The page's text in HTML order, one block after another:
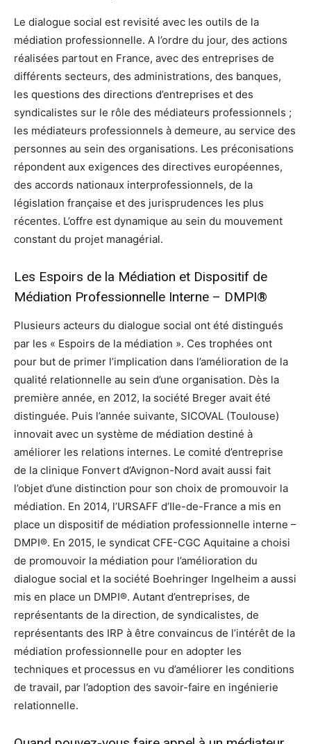
Le dialogue social est revisité avec les outils de la
médiation professionnelle. A l’ordre du jour, des actions
réalisées partout en France, avec des entreprises de
différents secteurs, des administrations, des banques,
les questions des directions d’entreprises et des
syndicalistes sur le rôle des médiateurs professionnels ;
les médiateurs professionnels à demeure, au service des
personnes au sein des organisations. Les préconisations
répondent aux exigences des directives européennes,
des accords nationaux interprofessionnels, de la
législation française et des jurisprudences les plus
récentes. L’offre est dynamique au sein du mouvement
constant du projet managérial.
Les Espoirs de la Médiation et Dispositif de
Médiation Professionnelle Interne – DMPI®
Plusieurs acteurs du dialogue social ont été distingués
par les « Espoirs de la médiation ». Ces trophées ont
pour but de primer l’implication dans l’amélioration de la
qualité relationnelle au sein d’une organisation. Dès la
première année, en 2012, la société Breger avait été
distinguée. Puis l’année suivante, SICOVAL (Toulouse)
innovait avec un système de médiation destiné à
améliorer les relations internes. Le comité d’entreprise
de la clinique Fonvert d’Avignon-Nord avait aussi fait
l’objet d’une distinction pour son choix de promouvoir la
médiation. En 2014, l’URSAFF d’Ile-de-France a mis en
place un dispositif de médiation professionnelle interne –
DMPI®. En 2015, le syndicat CFE-CGC Aquitaine a choisi
de promouvoir la médiation pour l’amélioration du
dialogue social et la société Boehringer Ingelheim a aussi
mis en place un DMPI®. Autant d’entreprises, de
représentants de la direction, de syndicalistes, de
représentants des IRP à être convaincus de l’intérêt de la
médiation professionnelle pour en adopter les
techniques et processus en vu d’améliorer les conditions
de travail, par l’adoption des savoir-faire en ingénierie
relationnelle.